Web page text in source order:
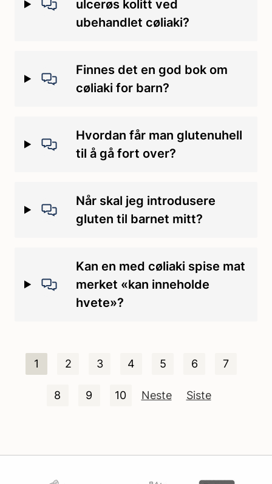
ulcerøs kolitt ved
ubehandlet cøliaki?
Finnes det en god bok om
cøliaki for barn?
Hvordan får man glutenuhell
til å gå fort over?
Når skal jeg introdusere
gluten til barnet mitt?
Kan en med cøliaki spise mat
merket «kan inneholde
hvete»?
1 2 3 4 5 6 7
8 9 10 Neste Siste